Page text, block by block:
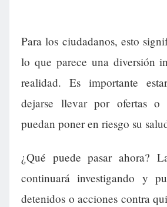
Para los ciudadanos, esto
lo que parece una diversión
realidad. Es importante
dejarse llevar por ofertas o
puedan poner en riesgo su
¿Qué puede pasar ahora?
continuará investigando y
detenidos o acciones contra